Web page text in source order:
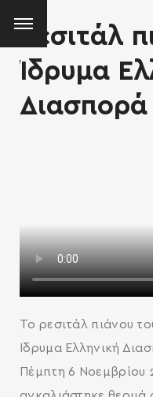
Ρεσιτάλ
Ίδρυμα
Διασπορά
Το ρεσιτάλ πιάνου
Ίδρυμα Ελληνική
Πέμπτη 6 Νοεμβρίου